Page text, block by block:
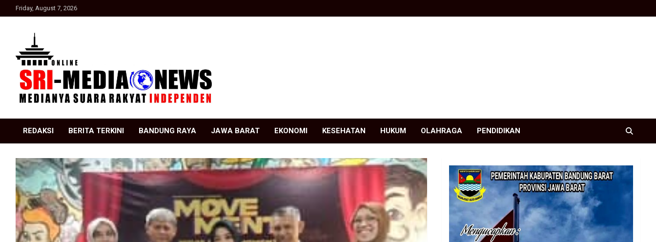
to
Friday, August 7, 2026
SRI Media news
REDAKSI BERITA TERKINI BANDUNG RAYA JAWA BARAT EKONOMI KESEHATAN HUKUM OLAHRAGA PENDIDIKAN